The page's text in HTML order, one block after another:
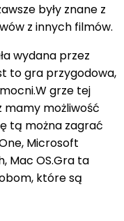
były znane z
z innych filmów.
wydana przez
to gra przygodowa,
grze tej
mamy możliwość
tą można zagrać
Microsoft
Mac OS.Gra ta
które są